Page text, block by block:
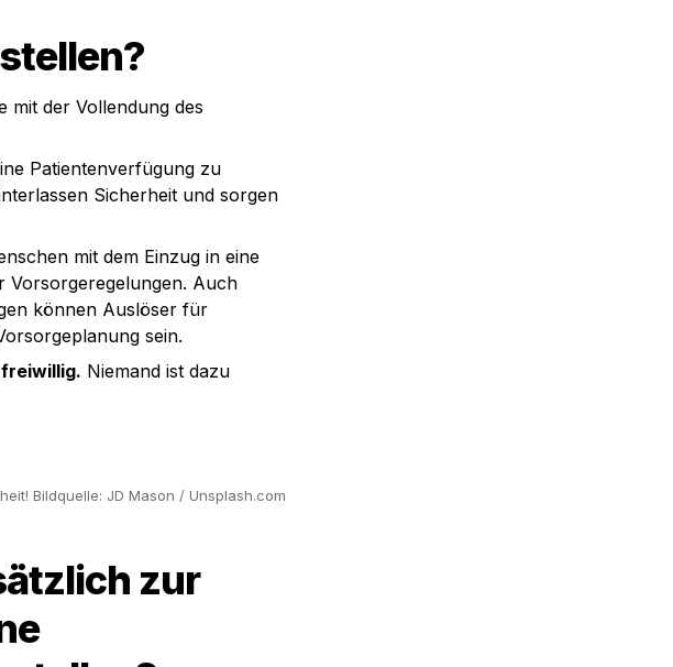
mit der Vollendung des
Patientenverfügung zu
Sicherheit und sorgen
mit dem Einzug in eine
Vorsorgeregelungen. Auch
können Auslöser für
sein.
Niemand ist dazu
Bildquelle: JD Mason / Unsplash.com
zur